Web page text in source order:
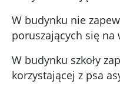
W budynku nie
poruszających się na
W budynku szkoły
korzystającej z psa